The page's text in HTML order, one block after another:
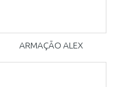
ARMAÇÃO ALEX